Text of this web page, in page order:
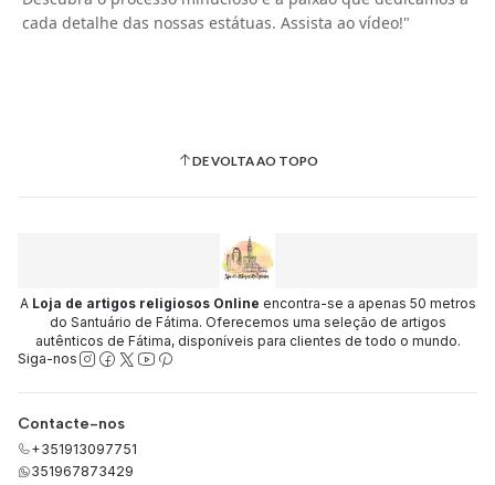
cada detalhe das nossas estátuas. Assista ao vídeo!"
DE VOLTA AO TOPO
A Loja de artigos religiosos Online encontra-se a apenas 50 metros
do Santuário de Fátima. Oferecemos uma seleção de artigos
autênticos de Fátima, disponíveis para clientes de todo o mundo.
Siga-nos
Contacte-nos
+351913097751
351967873429